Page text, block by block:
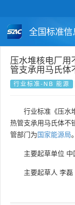
全国标准信
国家标准
团体标准
国外标准
压水堆核电厂用
管支承用马氏体
行业标准-NB 能源
行业标准《压水
热管支承用马氏体不
管部门为国家能源局。
主要起草单位 中
主要起草人 李磊